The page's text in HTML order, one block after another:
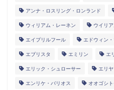
アンナ・ロスリング・ロンランド
ウィリアム・レーネン ウイリ
エイプリルフール エドウィン・
エブリスタ エミリン エ
エリック・シュローサー エリ
エンリケ・バリオス オオゴシ